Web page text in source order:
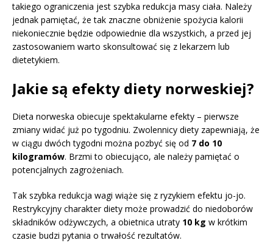
takiego ograniczenia jest szybka redukcja masy ciała. Należy
jednak pamiętać, że tak znaczne obniżenie spożycia kalorii
niekoniecznie będzie odpowiednie dla wszystkich, a przed jej
zastosowaniem warto skonsultować się z lekarzem lub
dietetykiem.
Jakie są efekty diety norweskiej?
Dieta norweska obiecuje spektakularne efekty – pierwsze
zmiany widać już po tygodniu. Zwolennicy diety zapewniają, że
w ciągu dwóch tygodni można pozbyć się od 7 do 10
kilogramów. Brzmi to obiecująco, ale należy pamiętać o
potencjalnych zagrożeniach.
Tak szybka redukcja wagi wiąże się z ryzykiem efektu jo-jo.
Restrykcyjny charakter diety może prowadzić do niedoborów
składników odżywczych, a obietnica utraty 10 kg w krótkim
czasie budzi pytania o trwałość rezultatów.